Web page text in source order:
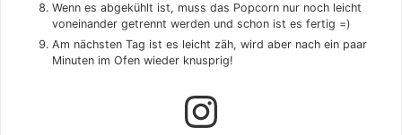
Wenn es abgekühlt ist, muss das Popcorn nur noch leicht
voneinander getrennt werden und schon ist es fertig =)
Am nächsten Tag ist es leicht zäh, wird aber nach ein paar
Minuten im Ofen wieder knusprig!